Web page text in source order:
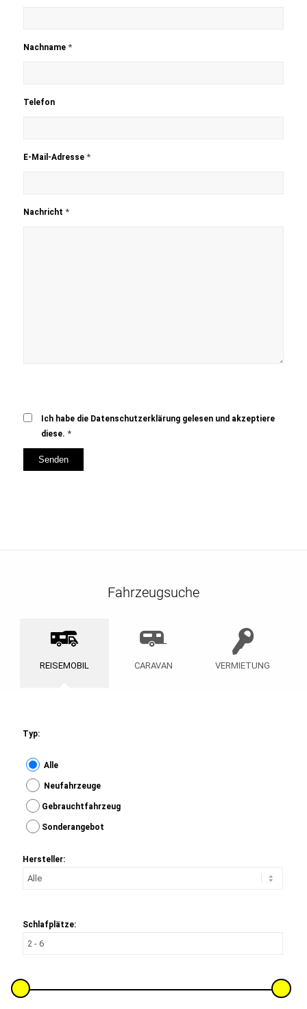
Nachname *
Telefon
E-Mail-Adresse *
Nachricht *
Ich habe die Datenschutzerklärung gelesen und akzeptiere
diese. *
Fahrzeugsuche
REISEMOBIL CARAVAN VERMIETUNG
Typ:
Alle
Neufahrzeuge
Gebrauchtfahrzeug
Sonderangebot
Hersteller:
Schlafplätze: